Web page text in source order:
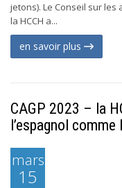
jetons). Le Conseil sur les
la HCCH a...
en savoir plus
CAGP 2023 – la
l’espagnol
mars
15